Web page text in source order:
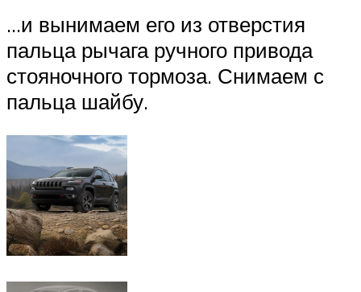
…и вынимаем его из отверстия
пальца рычага ручного привода
стояночного тормоза. Снимаем с
пальца шайбу.